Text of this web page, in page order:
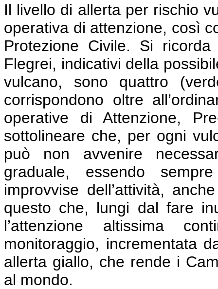
Il livello di allerta per rischio
operativa di attenzione, così
Protezione Civile. Si
Flegrei, indicativi della
vulcano, sono quattro
corrispondono oltre
operative di Attenzione,
sottolineare che, per ogni
può non avvenire
graduale, essendo
improvvise dell’attività,
questo che, lungi dal fare
l’attenzione altissima
monitoraggio, incrementata
allerta giallo, che rende i
al mondo.